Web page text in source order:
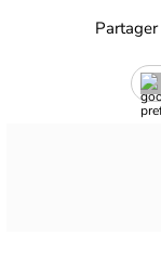
Partager